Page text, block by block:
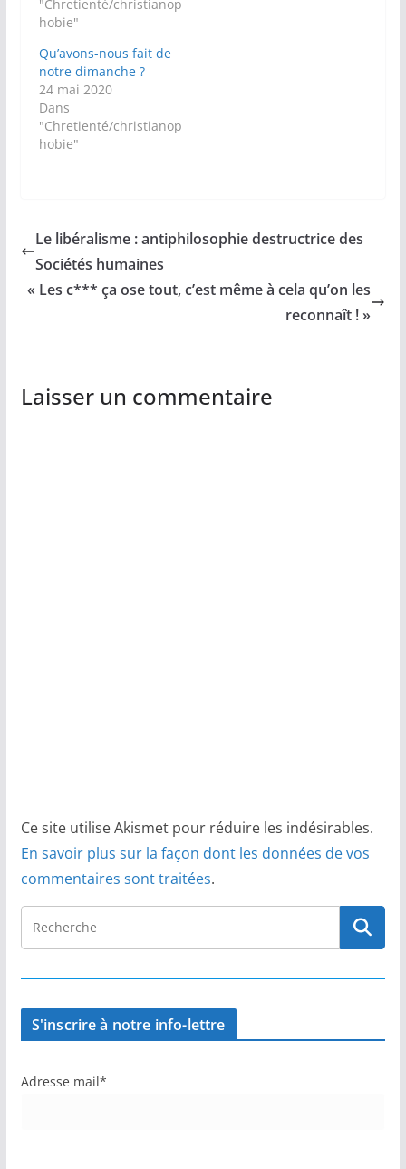
"Chretienté/christianop
hobie"
Qu’avons-nous fait de
notre dimanche ?
24 mai 2020
Dans
"Chretienté/christianop
hobie"
Le libéralisme : antiphilosophie destructrice des
Sociétés humaines
« Les c*** ça ose tout, c’est même à cela qu’on les
reconnaît ! »
Laisser un commentaire
Ce site utilise Akismet pour réduire les indésirables.
En savoir plus sur la façon dont les données de vos
commentaires sont traitées.
S'inscrire à notre info-lettre
Adresse mail*